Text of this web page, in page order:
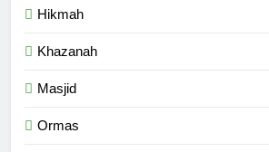
Hikmah
Khazanah
Masjid
Ormas